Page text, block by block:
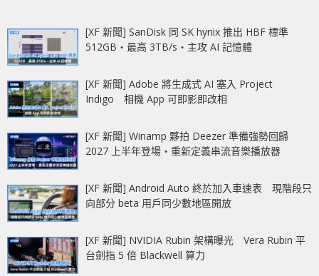
[XF 新聞] SanDisk 同 SK hynix 推出 HBF 標準
512GB‧最高 3TB/s‧主攻 AI 記憶體
[XF 新聞] Adobe 將生成式 AI 塞入 Project
Indigo 相機 App 可即影即改相
[XF 新聞] Winamp 夥拍 Deezer 準備強勢回歸
2027 上半年登場‧重新定義串流音樂播放器
[XF 新聞] Android Auto 終於加入車速表 現階段只
向部分 beta 用戶同少數地區開放
[XF 新聞] NVIDIA Rubin 架構曝光 Vera Rubin 平
台劍指 5 倍 Blackwell 算力